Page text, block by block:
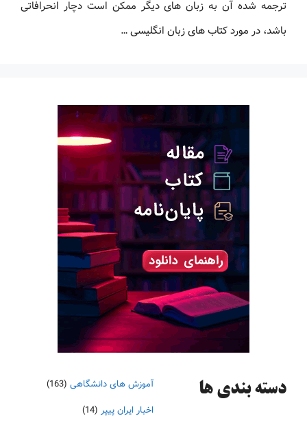
ترجمه شده آن به زبان های دیگر ممکن است دچار انحرافاتی
باشد، در مورد کتاب های زبان انگلیسی …
دسته‌ بندی ها آموزش های دانشگاهی (163)
اخبار ایران پیپر (14)